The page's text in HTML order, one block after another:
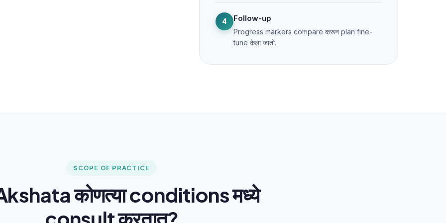
4 Follow-up
Progress markers compare करून plan fine-
tune केला जातो.
SCOPE OF PRACTICE
कोणत्या conditions मध्ये